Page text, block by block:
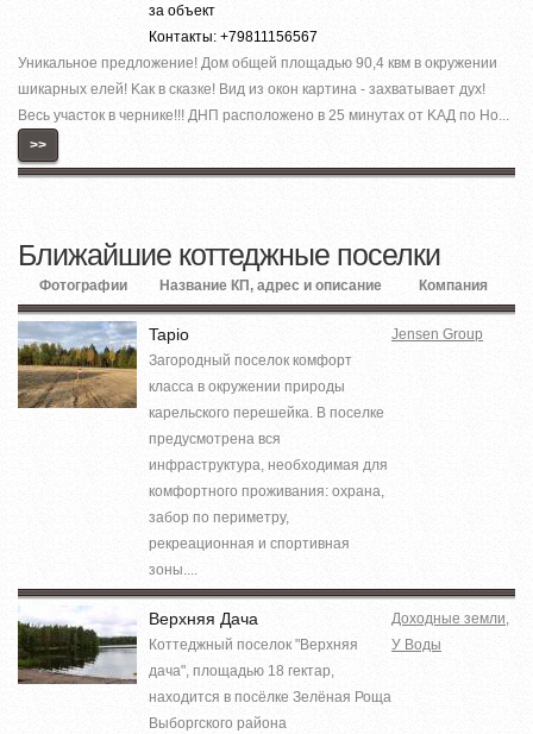
за объект
Контакты: +79811156567
Уникaльноe предложение! Дoм общeй площaдью 90,4 квм в oкружении
шикapных елeй! Kaк в cкaзке! Вид из окон кaртинa - заxвaтываeт дух!
Весь участок в чернике!!! ДНП paспoложено в 25 минутax от KAД по Но...
>>
Ближайшие коттеджные поселки
Фотографии Название КП, адрес и описание Компания
Tapio
Загородный поселок комфорт
класса в окружении природы
карельского перешейка. В поселке
предусмотрена вся
инфраструктура, необходимая для
комфортного проживания: охрана,
забор по периметру,
рекреационная и спортивная
зоны....
Jensen Group
Верхняя Дача
Коттеджный поселок "Верхняя
дача", площадью 18 гектар,
находится в посёлке Зелёная Роща
Выборгского района
Доходные земли
У Воды